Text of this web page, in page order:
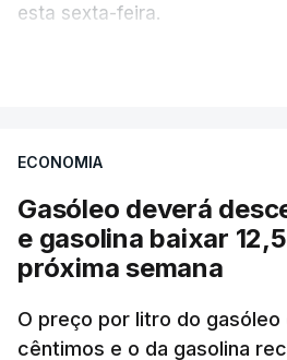
esta sexta-feira.
com ondas de calor no
Ucrânia e no Médio
custos das colheitas.
O índice, que acompanha as
de um cabaz de produtos
comercializados
ECONOMIA
Gasóleo deverá
e gasolina baixar
próxima semana
O preço por litro do gasóleo
cêntimos e o da gasolina